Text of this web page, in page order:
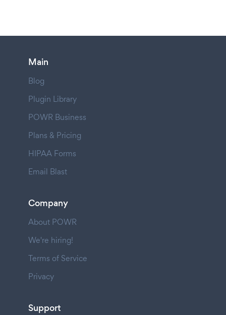
Main
Blog
Plugin Library
POWR Business
Plans & Pricing
HIPAA Forms
Email Blast
Company
About POWR
We're hiring!
Terms of Service
Privacy
Support